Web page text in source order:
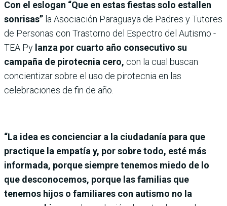
Con el eslogan “Que en estas fiestas solo estallen
sonrisas” la Asociación Paraguaya de Padres y Tutores
de Personas con Trastorno del Espectro del Autismo -
TEA Py lanza por cuarto año consecutivo su
campaña de pirotecnia cero, con la cual buscan
concientizar sobre el uso de pirotecnia en las
celebraciones de fin de año.
“La idea es concienciar a la ciudadanía para que
practique la empatía y, por sobre todo, esté más
informada, porque siempre tenemos miedo de lo
que desconocemos, porque las familias que
tenemos hijos o familiares con autismo no la